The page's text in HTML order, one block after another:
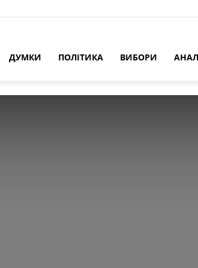
ДУМКИ ПОЛІТИКА ВИБОРИ